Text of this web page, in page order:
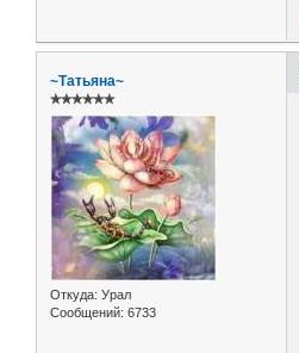
~Татьяна~
✯✯✯✯✯✯
Откуда: Урал
Сообщений: 6733